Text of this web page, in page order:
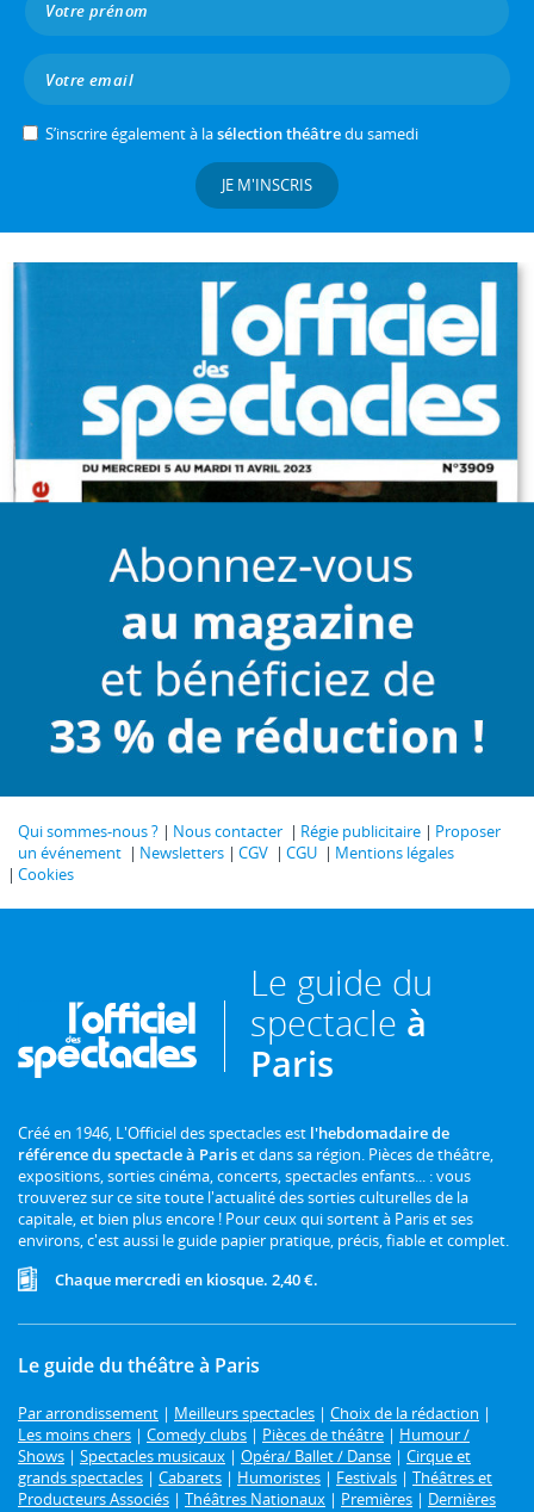
S’inscrire également à lasélection théâtredu samedi
JE M'INSCRIS
Qui sommes-nous ? Nous contacter Régie publicitaire
Proposer
un événement
Newsletters CGV CGU
Mentions légales
Cookies
Le guide du
spectacle à
Paris
Créé en 1946, L'Officiel des spectacles est l'hebdomadaire de
référence du spectacle à Pariset dans sa région. Pièces de théâtre,
expositions, sorties cinéma, concerts, spectacles enfants... : vous
trouverez sur ce site toute l'actualité des sorties culturelles de la
capitale, et bien plus encore ! Pour ceux qui sortent à Paris et ses
environs, c'est aussi le guide papier pratique, précis, fiable et complet.
Chaque mercredi en kiosque. 2,40 €.
Le guide du théâtre à Paris
Par arrondissement | Meilleurs spectacles | Choix de la rédaction |
Les moins chers | Comedy clubs | Pièces de théâtre | Humour /
Shows | Spectacles musicaux | Opéra/ Ballet / Danse | Cirque et
grands spectacles | Cabarets | Humoristes | Festivals | Théâtres et
Producteurs Associés | Théâtres Nationaux | Premières | Dernières